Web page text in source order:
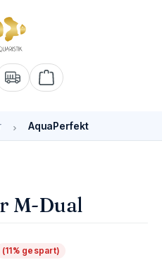
Warenkorb enthält 0
AquaPerfekt
M-Dual
(11% gespart)